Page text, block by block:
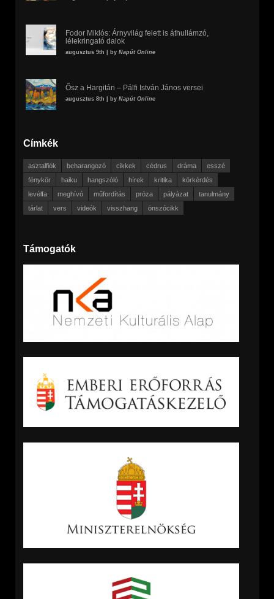
Fodor Miklós: Árnyvilág felett is áthullámzó,
lélekringató dalok
augusztus 9th | by Napút Online
Ősz a Hargitán – Pálfi István János versei
augusztus 8th | by Napút Online
Címkék
asztalfiók beharangozó cikkek cédrus dráma
esszé
fénykör
haiku hangszóló hírek kritika
körkérdés
levélfa
meghívó műfordítás próza pályázat
tanulmány
tárlat
vers videók visszhang önszócikk
Támogatók